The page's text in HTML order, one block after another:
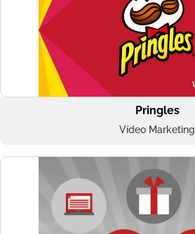
Pringles
Vídeo Marketing